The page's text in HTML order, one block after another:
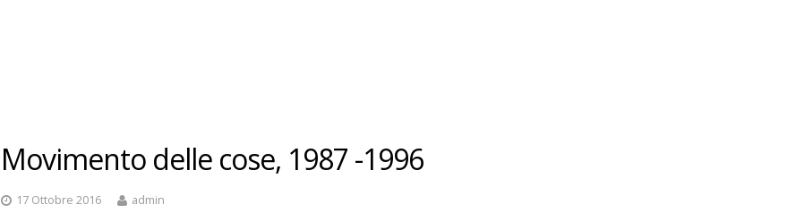
Movimento delle cose, 1987 -1996
17 Ottobre 2016 admin